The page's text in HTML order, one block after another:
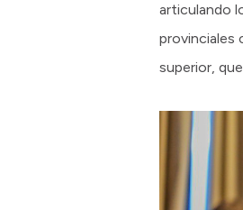
articulando
provinciales
superior,